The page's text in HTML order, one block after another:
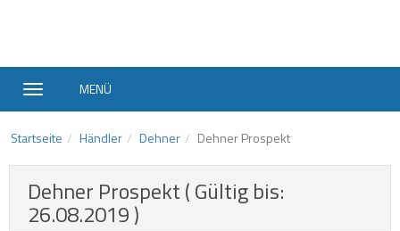
MENÜ
Startseite Händler Dehner Dehner Prospekt
Dehner Prospekt ( Gültig bis:
26.08.2019 )